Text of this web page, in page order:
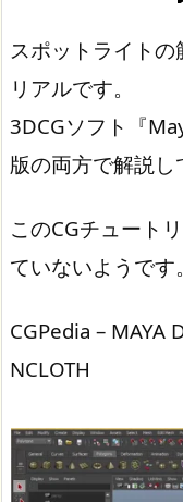
スポットライト
リアルです。
3DCGソフト『
版の両方で解説し
このCGチュート
ていないようです。
CGPedia – MAYA
NCLOTH